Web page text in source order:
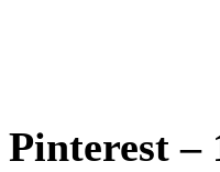
Pinterest –